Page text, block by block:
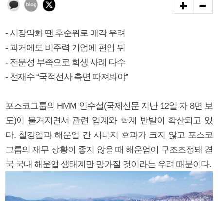
- 시장악화 땐 후순위로 매각 우려
- 과거에도 비주력 기업에 편입 뒤
- 전문성 부족으로 희생 사례 다수
- 전재수 “국적선사 측면 따져봐야”
포스코그룹의 HMM 인수설(국제신문 지난 12일 자 8면 보
도)이 불거지면서 관련 업계와 학계 반발이 확산되고 있
다. 철강업과 해운업 간 시너지 효과가 크지 않고 포스코
그룹의 재무 상황이 좋지 않을 때 해운업이 구조조정돼 결
국 국내 해운업 생태계만 망가질 것이라는 우려 때문이다.